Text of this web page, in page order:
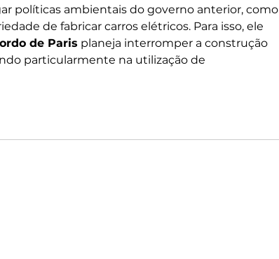
políticas ambientais do governo anterior, como
de fabricar carros elétricos. Para isso, ele
de Paris planeja interromper a construção
particularmente na utilização de